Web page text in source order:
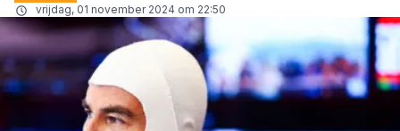
vrijdag, 01 november 2024 om 22:50